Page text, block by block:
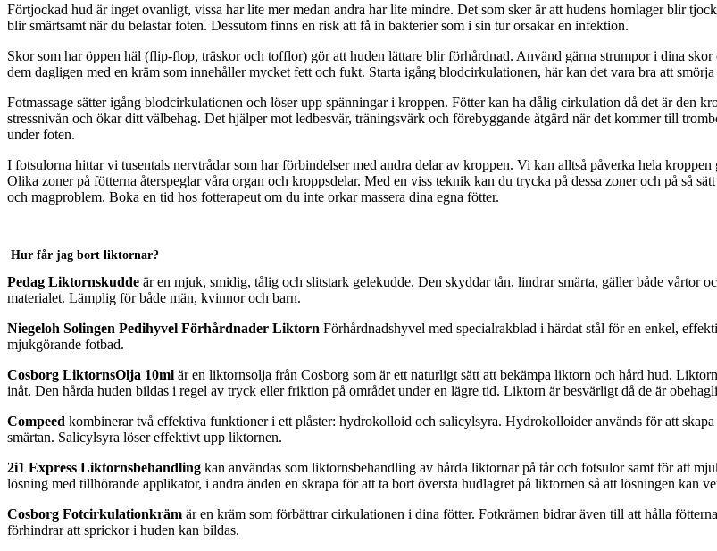
Förtjockad hud är inget ovanligt, vissa har lite mer medan andra har lite mindre. Det som sker är att hudens hornlager blir
blir smärtsamt när du belastar foten. Dessutom finns en risk att få in bakterier som i sin tur orsakar en infektion.
Skor som har öppen häl (flip-flop, träskor och tofflor) gör att huden lättare blir förhårdnad. Använd gärna strumpor i dina
dem dagligen med en kräm som innehåller mycket fett och fukt. Starta igång blodcirkulationen, här kan det vara bra att
Fotmassage sätter igång blodcirkulationen och löser upp spänningar i kroppen. Fötter kan ha dålig cirkulation då det är den
stressnivån och ökar ditt välbehag. Det hjälper mot ledbesvär, träningsvärk och förebyggande åtgärd när det kommer till
under foten.
I fotsulorna hittar vi tusentals nervtrådar som har förbindelser med andra delar av kroppen. Vi kan alltså påverka hela
Olika zoner på fötterna återspeglar våra organ och kroppsdelar. Med en viss teknik kan du trycka på dessa zoner och på så
och magproblem. Boka en tid hos fotterapeut om du inte orkar massera dina egna fötter.
Hur får jag bort liktornar?
Pedag Liktornskudde är en mjuk, smidig, tålig och slitstark gelekudde. Den skyddar tån, lindrar smärta, gäller både vårtor
materialet. Lämplig för både män, kvinnor och barn.
Niegeloh Solingen Pedihyvel Förhårdnader Liktorn Förhårdnadshyvel med specialrakblad i härdat stål för en enkel,
mjukgörande fotbad.
Cosborg LiktornsOlja 10ml är en liktornsolja från Cosborg som är ett naturligt sätt att bekämpa liktorn och hård hud.
inåt. Den hårda huden bildas i regel av tryck eller friktion på området under en lägre tid. Liktorn är besvärligt då de är
Compeed kombinerar två effektiva funktioner i ett plåster: hydrokolloid och salicylsyra. Hydrokolloider används för att
smärtan. Salicylsyra löser effektivt upp liktornen.
2i1 Express Liktornsbehandling kan användas som liktornsbehandling av hårda liktornar på tår och fotsulor samt för att
lösning med tillhörande applikator, i andra änden en skrapa för att ta bort översta hudlagret på liktornen så att lösningen kan
Cosborg Fotcirkulationkräm är en kräm som förbättrar cirkulationen i dina fötter. Fotkrämen bidrar även till att hålla
förhindrar att sprickor i huden kan bildas.